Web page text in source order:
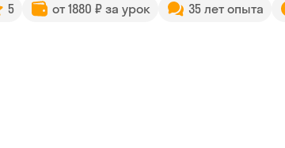
5 от 1880 ₽ за урок 35 лет опыта